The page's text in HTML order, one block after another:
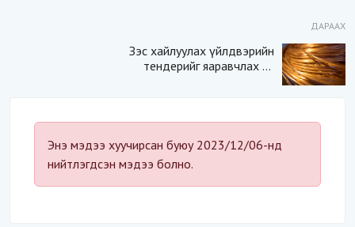
ДАРААХ
Зэс хайлуулах үйлдвэрийн
тендерийг яаравчлах нь
Энэ мэдээ хуучирсан буюу 2023/12/06-нд
нийтлэгдсэн мэдээ болно.